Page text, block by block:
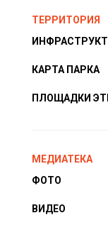
ТЕРРИТОРИЯ
КАРТА ПАРКА
ПЛОЩАДКИ
МЕДИАТЕКА
ФОТО
ВИДЕО